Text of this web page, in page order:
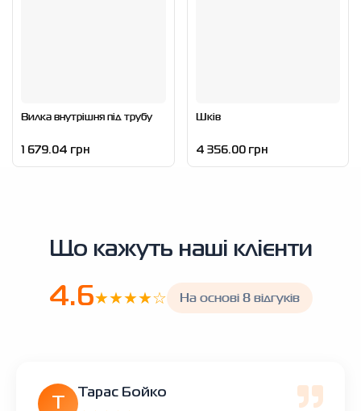
Вилка внутрішня під трубу
1 679.04 грн
Шків
4 356.00 грн
Що кажуть наші клієнти
4.6★★★★☆ На основі 8 відгуків
Тарас Бойко